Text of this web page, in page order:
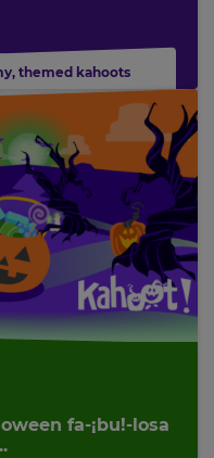
, themed kahoots
fa-¡bu!-losa